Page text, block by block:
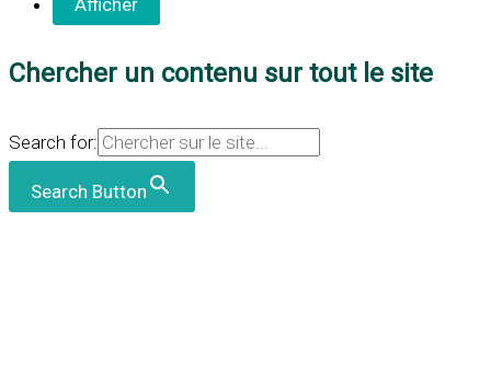
Chercher un contenu sur tout le site
Search for:
Search Button